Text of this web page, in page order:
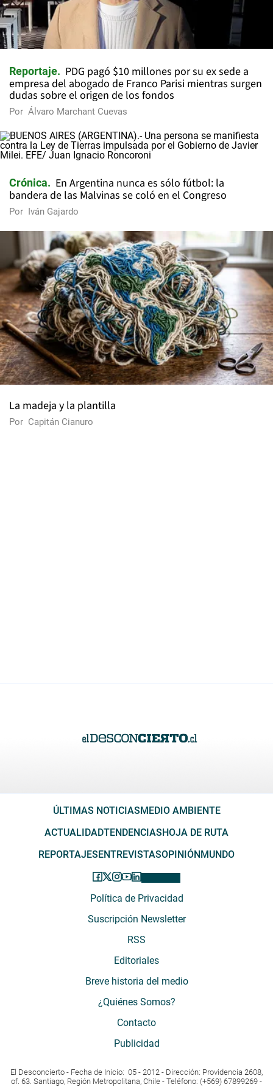
Reportaje
PDG pagó $10 millones por su ex sede a
empresa del abogado de Franco Parisi mientras surgen
dudas sobre el origen de los fondos
Por Álvaro Marchant Cuevas
Crónica
En Argentina nunca es sólo fútbol: la
bandera de las Malvinas se coló en el Congreso
Por Iván Gajardo
La madeja y la plantilla
Por Capitán Cianuro
ÚLTIMAS NOTICIASMEDIO AMBIENTE
ACTUALIDADTENDENCIASHOJA DE RUTA
REPORTAJESENTREVISTASOPINIÓNMUNDO
Política de Privacidad
Suscripción Newsletter
RSS
Editoriales
Breve historia del medio
¿Quiénes Somos?
Contacto
Publicidad
El Desconcierto - Fecha de Inicio: 05 - 2012 - Dirección: Providencia 2608,
of. 63. Santiago, Región Metropolitana, Chile - Teléfono: (+569) 67899269 -